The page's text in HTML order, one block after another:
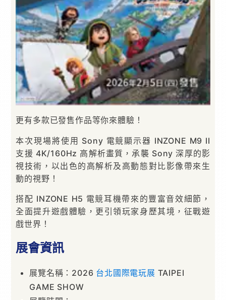
更有多款已發售作品等你來體驗！
本次現場將使用 Sony 電競顯示器 INZONE M9 II
支援 4K/160Hz 高解析畫質，承襲 Sony 深厚的影
視技術，以出色的高解析及高動態對比影像帶來生
動的視野！
搭配 INZONE H5 電競耳機帶來的豐富音效細節，
全面提升遊戲體驗，更引領玩家身歷其境，征戰遊
戲世界！
展會資訊
展覽名稱：2026 台北國際電玩展 TAIPEI
GAME SHOW